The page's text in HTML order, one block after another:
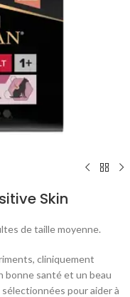
Skin
de taille moyenne.
cliniquement
bonne santé et un beau
pour aider à